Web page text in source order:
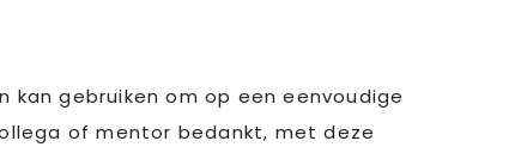
kan gebruiken om op een eenvoudige
of mentor bedankt, met deze